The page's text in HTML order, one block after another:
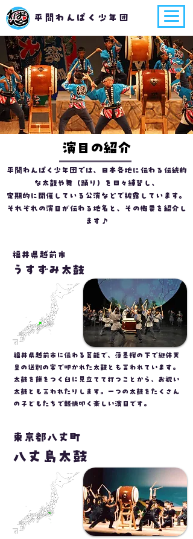
平間わんぱく少年団
演目の紹介
平間わんぱく少年団では、日本各地に伝わる伝統的
な太鼓や舞（踊り）を日々練習し、
定期的に開催している公演などで披露しています。
​それぞれの演目が伝わる地名と、その概要を紹介し
ます♪
福井県越前市
うすずみ太鼓
福井県越前市に伝わる芸能で、薄墨桜の下で継体天
皇の送別の宴で叩かれた太鼓とも言われています。
太鼓を餅をつく臼に見立てて打つことから、お祝い
太鼓とも言われたりします。一つの太鼓をたくさん
の子どもたちで軽快叩く楽しい演目です。
東京都八丈町
八丈島太鼓